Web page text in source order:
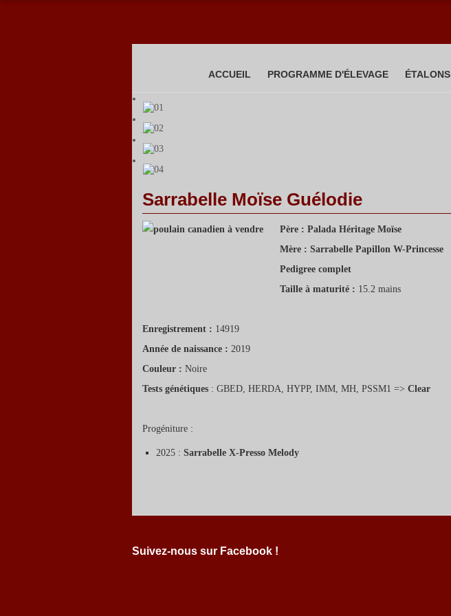
ACCUEIL PROGRAMME D'ÉLEVAGE ÉTALONS
Sarrabelle Moïse Guélodie
Père : Palada Héritage Moïse
Mère : Sarrabelle Papillon W-Princesse
Pedigree complet
Taille à maturité : 15.2 mains
Enregistrement : 14919
Année de naissance : 2019
Couleur : Noire
Tests génétiques : GBED, HERDA, HYPP, IMM, MH, PSSM1 => Clear
Progéniture :
2025 : Sarrabelle X-Presso Melody
Suivez-nous sur Facebook !